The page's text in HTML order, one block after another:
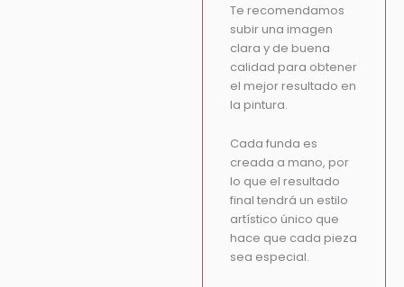
Te recomendamos
subir una imagen
clara y de buena
calidad para obtener
el mejor resultado en
la pintura.
Cada funda es
creada a mano, por
lo que el resultado
final tendrá un estilo
artístico único que
hace que cada pieza
sea especial.